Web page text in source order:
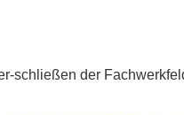
schließen der